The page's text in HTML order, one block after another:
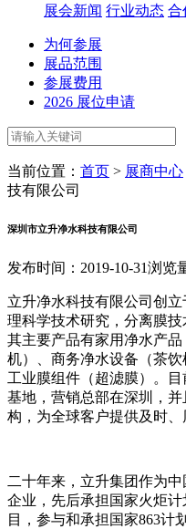
展会新闻 行业动态 合
为何参展
展品范围
参展费用
2026 展位申请
当前位置： 首页 > 展商中心
技有限公司
深圳市立升净水科技有限公司
发布时间：2019-10-31浏览
立升净水科技有限公司创
理科学技术研究，分离膜
其主要产品有家用净水产
机）、商务净水设备（茶饮
工业膜组件（超滤膜）。
基地，营销总部在深圳，
构，为全球客户提供及时、
二十年来，立升集团作为
企业，先后承担国家火炬计
目，参与和承担国家863计